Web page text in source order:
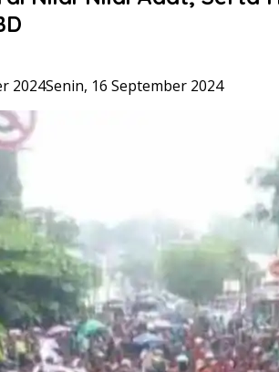
2024Senin, 16 September 2024